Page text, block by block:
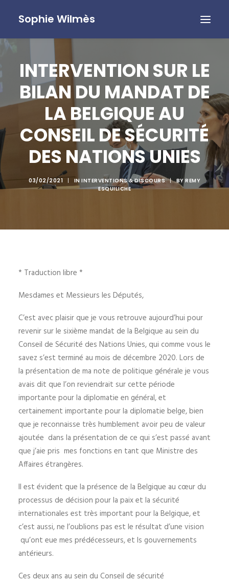
Sophie Wilmès
INTERVENTION SUR LE
BILAN DU MANDAT DE
LA BELGIQUE AU
CONSEIL DE SÉCURITÉ
DES NATIONS UNIES
03/02/2021 | IN INTERVENTIONS & DISCOURS | BYREMY
ESQUILICHE
* Traduction libre *
Mesdames et Messieurs les Députés,
C’est avec plaisir que je vous retrouve aujourd’hui pour
revenir sur le sixième mandat de la Belgique au sein du
Conseil de Sécurité des Nations Unies, qui comme vous le
savez s’est terminé au mois de décembre 2020. Lors de
la présentation de ma note de politique générale je vous
avais dit que l’on reviendrait sur cette période
importante pour la diplomatie en général, et
certainement importante pour la diplomatie belge, bien
que je reconnaisse très humblement avoir peu de valeur
ajoutée dans la présentation de ce qui s’est passé avant
que j’aie pris mes fonctions en tant que Ministre des
Affaires étrangères.
Il est évident que la présence de la Belgique au cœur du
processus de décision pour la paix et la sécurité
internationales est très important pour la Belgique, et
c’est aussi, ne l’oublions pas est le résultat d’une vision
qu’ont eue mes prédécesseurs, et ls gouvernements
antérieurs.
Ces deux ans au sein du Conseil de sécurité